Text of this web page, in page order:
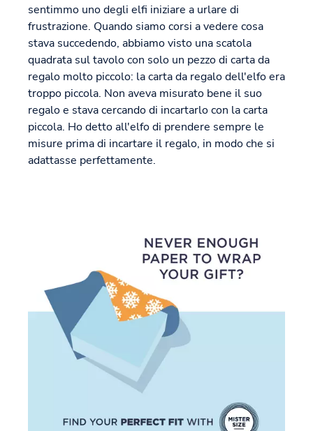
sentimmo uno degli elfi iniziare a urlare di
frustrazione. Quando siamo corsi a vedere cosa
stava succedendo, abbiamo visto una scatola
quadrata sul tavolo con solo un pezzo di carta da
regalo molto piccolo: la carta da regalo dell'elfo era
troppo piccola. Non aveva misurato bene il suo
regalo e stava cercando di incartarlo con la carta
piccola. Ho detto all'elfo di prendere sempre le
misure prima di incartare il regalo, in modo che si
adattasse perfettamente.